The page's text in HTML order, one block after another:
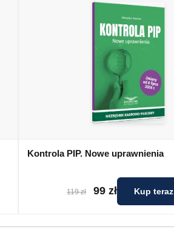
Kontrola PIP. Nowe uprawnienia
119 zł 99 zł Kup teraz